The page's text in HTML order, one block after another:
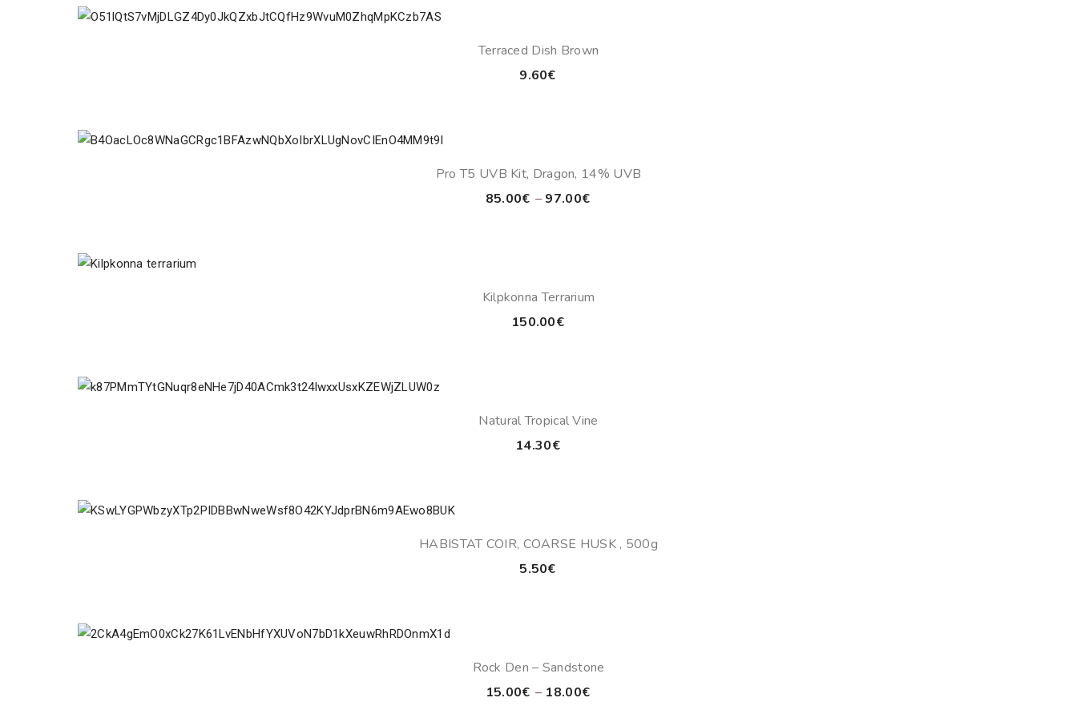
Terraced Dish Brown
9.60€
Pro T5 UVB Kit, Dragon, 14% UVB
85.00€ – 97.00€
Kilpkonna Terrarium
150.00€
Natural Tropical Vine
14.30€
HABISTAT COIR, COARSE HUSK , 500g
5.50€
Rock Den – Sandstone
15.00€ – 18.00€